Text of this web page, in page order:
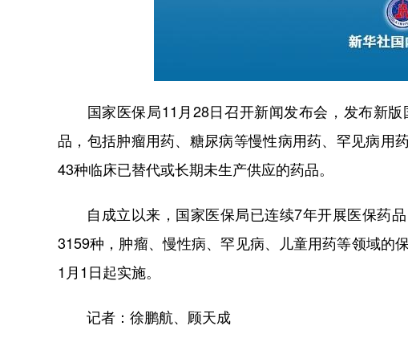
国家医保局11月28日召开新闻发布会，发布新版
品，包括肿瘤用药、糖尿病等慢性病用药、罕见病用
43种临床已替代或长期未生产供应的药品。
自成立以来，国家医保局已连续7年开展医保药品
3159种，肿瘤、慢性病、罕见病、儿童用药等领域的
1月1日起实施。
记者：徐鹏航、顾天成